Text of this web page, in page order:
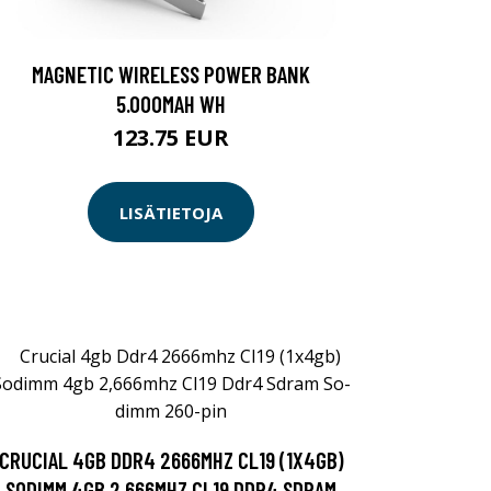
MAGNETIC WIRELESS POWER BANK
5.000MAH WH
123.75 EUR
LISÄTIETOJA
4GB DDR4 2666MHZ CL19 (1X4GB)